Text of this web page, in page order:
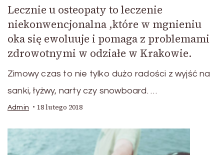
Lecznie u osteopaty to leczenie
niekonwencjonalna ,które w mgnieniu
oka się ewoluuje i pomaga z problemami
zdrowotnymi w odziałe w Krakowie.
Zimowy czas to nie tylko dużo radości z wyjść na
sanki, łyżwy, narty czy snowboard. …
Admin 18 lutego 2018